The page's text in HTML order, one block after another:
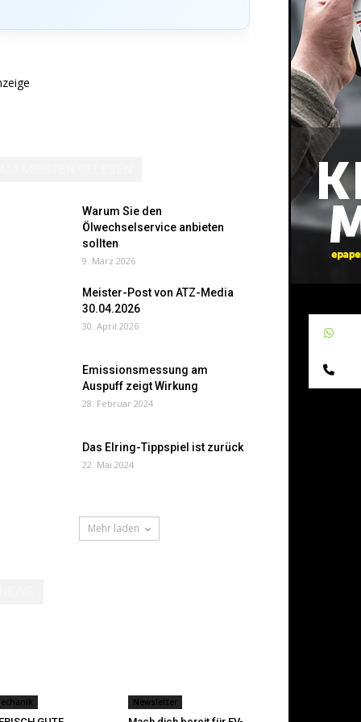
Warum Sie den
Ölwechselservice anbieten
sollten
9. März 2026
Meister-Post von ATZ-Media
30.04.2026
30. April 2026
Emissionsmessung am
Auspuff zeigt Wirkung
28. Februar 2024
Das Elring-Tippspiel ist zurück
22. Mai 2024
Mehr laden
Newsletter